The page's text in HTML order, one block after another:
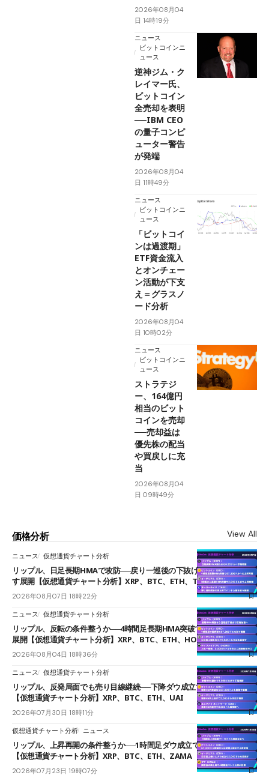
2026年08月04
日 14時19分
ニュース
ビットコインニ
ュース
逆神ジム・ク
レイマー氏、
ビットコイン
全売却を表明
──IBM CEO
の量子コンピ
ューター警告
が発端
2026年08月04
日 11時49分
ニュース
ビットコインニ
ュース
「ビットコイ
ンは過渡期」
ETF資金流入
とオンチェー
ン活動が下支
え＝グラスノ
ード分析
2026年08月04
日 10時02分
ニュース
ビットコインニ
ュース
ストラテジ
ー、164億円
相当のビット
コインを売却
──売却益は
優先株の配当
や買戻しに充
当
2026年08月04
日 09時49分
価格分析 View All
ニュース 仮想通貨チャート分析
リップル、日足長期HMAで攻防──戻り一巡後の下抜けで0.95ドルを試
す展開【仮想通貨チャート分析】XRP、BTC、ETH、TAKE
2026年08月07日 18時22分
ニュース 仮想通貨チャート分析
リップル、反転の条件整うか──4時間足長期HMA突破で雲下端を目指す
展開【仮想通貨チャート分析】XRP、BTC、ETH、HOME
2026年08月04日 18時36分
ニュース 仮想通貨チャート分析
リップル、反発局面でも売り目線継続──下降ダウ成立で下値追う展開
【仮想通貨チャート分析】XRP、BTC、ETH、UAI
2026年07月30日 18時11分
仮想通貨チャート分析 ニュース
リップル、上昇再開の条件整うか──1時間足ダウ成立で1.185ドルを狙う
【仮想通貨チャート分析】XRP、BTC、ETH、ZAMA
2026年07月23日 19時07分